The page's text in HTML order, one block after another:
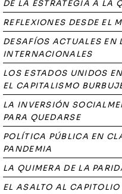
DE LA ESTRATEGIA A LA
REFLEXIONES DESDE EL
DESAFÍOS ACTUALES EN
INTERNACIONALES
LOS ESTADOS UNIDOS
EL CAPITALISMO
LA INVERSIÓN
PARA QUEDARSE
POLÍTICA PÚBLICA EN
PANDEMIA
LA QUIMERA DE LA
EL ASALTO AL